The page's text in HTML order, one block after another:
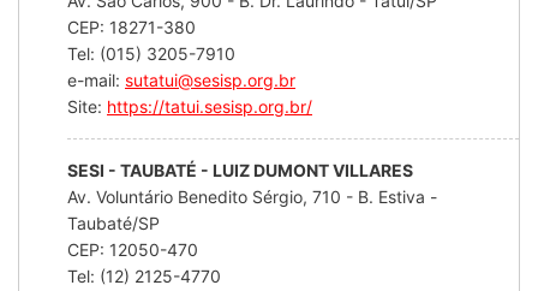
CEP: 18271-380
Tel: (015) 3205-7910
e-mail: sutatui@sesisp.org.br
Site: https://tatui.sesisp.org.br/
SESI - TAUBATÉ - LUIZ DUMONT VILLARES
Av. Voluntário Benedito Sérgio, 710 - B. Estiva -
Taubaté/SP
CEP: 12050-470
Tel: (12) 2125-4770